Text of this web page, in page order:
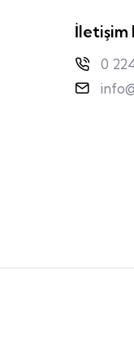
İletişim
0